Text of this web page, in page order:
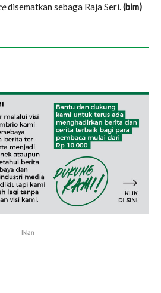
disematkan sebaga Raja Seri. (bim)
Iklan